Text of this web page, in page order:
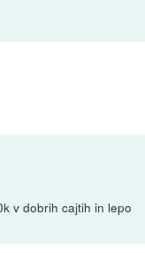
v dobrih cajtih in lepo